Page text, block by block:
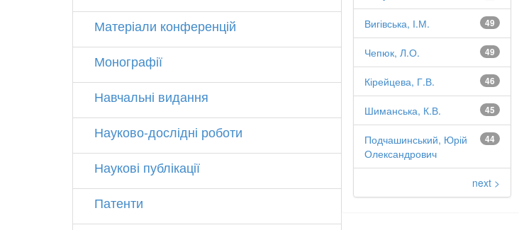
Матеріали конференцій
Монографії
Навчальні видання
Науково-дослідні роботи
Наукові публікації
Патенти
49
Вигівська, І.М.
49
Чепюк, Л.О.
46
Кірейцева, Г.В.
45
Шиманська, К.В.
44
Подчашинський, Юрій
Олександрович
next >